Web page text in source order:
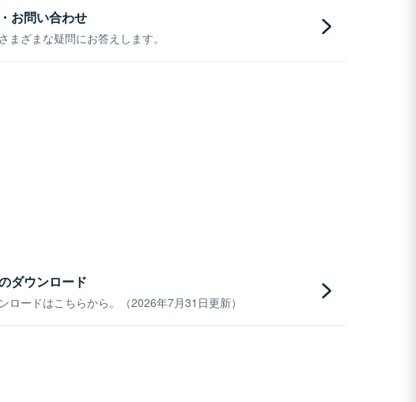
お問い合わせ
まざまな疑問にお答えします。
ダウンロード
ロードはこちらから。（2026年7月31日更新）